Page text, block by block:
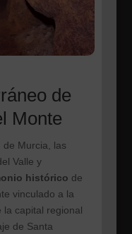
de
Monte
de Murcia, las
Valle y
histórico de
vinculado a la
la capital regional
de Santa